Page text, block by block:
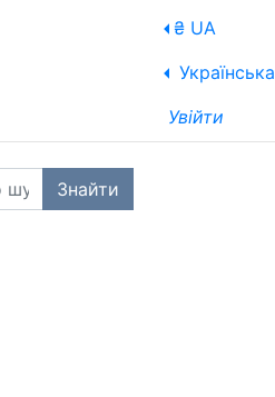
₴ UA
Українська
Увійти
Знайти